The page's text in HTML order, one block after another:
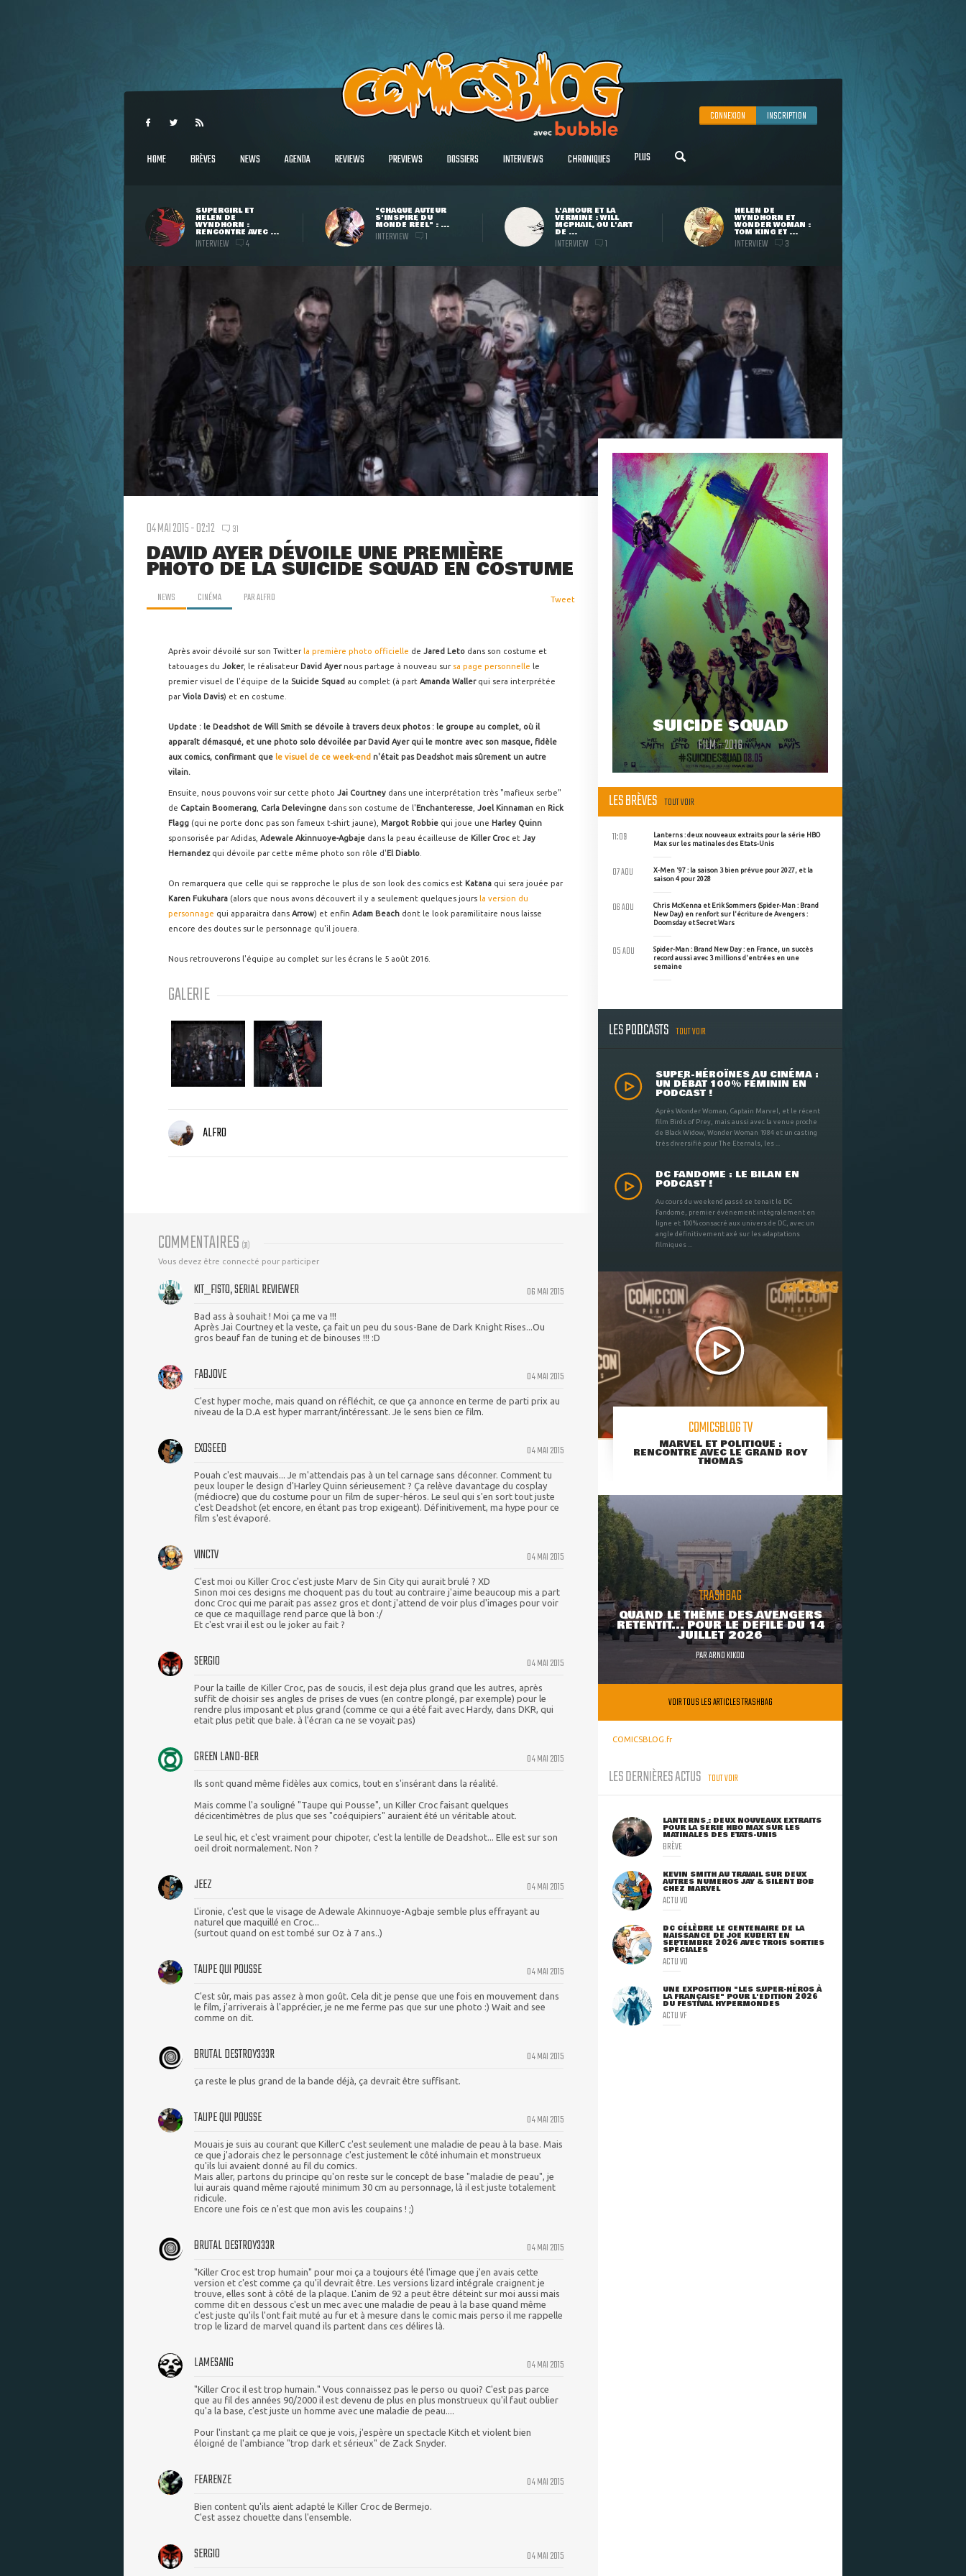
CONNEXION INSCRIPTION
HOME BRÈVES NEWS AGENDA REVIEWS PREVIEWS DOSSIERS INTERVIEWS CHRONIQUES PLUS
SUPERGIRL ET
HELEN DE
WYNDHORN :
RENCONTRE AVEC ...
INTERVIEW 4
"CHAQUE AUTEUR
S'INSPIRE DU
MONDE RÉEL" : ...
INTERVIEW 1
L'AMOUR ET LA
VERMINE : WILL
MCPHAIL, OU L'ART
DE ...
INTERVIEW 1
HELEN DE
WYNDHORN ET
WONDER WOMAN :
TOM KING ET ...
INTERVIEW 3
04 MAI 2015 - 02:12 31
DAVID AYER DÉVOILE UNE PREMIÈRE
PHOTO DE LA SUICIDE SQUAD EN COSTUME
NEWS CINÉMA PARALFRO Tweet
Après avoir dévoilé sur son Twitter la première photo officielle de Jared Leto dans son costume et
tatouages du Joker, le réalisateur David Ayernous partage à nouveau sur sa page personnelle le
premier visuel de l'équipe de la Suicide Squad au complet (à part Amanda Wallerqui sera interprétée
parViola Davis) et en costume.
Update : le Deadshot de Will Smith se dévoile à travers deux photos : le groupe au complet, où il
apparaît démasqué, et une photo solo dévoilée par David Ayer qui le montre avec son masque, fidèle
aux comics, confirmant que le visuel de ce week-end n'était pas Deadshot mais sûrement un autre
vilain.
Ensuite, nous pouvons voir sur cette photo Jai Courtney dans une interprétation très "mafieux serbe"
de Captain Boomerang Carla Delevingne dans son costume de l'Enchanteresse Joel Kinnaman en Rick
Flagg (qui ne porte donc pas son fameux t-shirt jaune), Margot Robbie qui joue une Harley Quinn
sponsorisée par Adidas, Adewale Akinnuoye-Agbaje dans la peau écailleuse de Killer Croc et Jay
Hernandezqui dévoile par cette même photo son rôle d'El Diablo
On remarquera que celle qui se rapproche le plus de son look des comics est Katana qui sera jouée par
Karen Fukuhara (alors que nous avons découvert il y a seulement quelques jours la version du
personnage qui apparaitra dans Arrow) et enfin Adam Beach dont le look paramilitaire nous laisse
encore des doutes sur le personnage qu'il jouera.
Nous retrouverons l'équipe au complet sur les écrans le 5 août 2016.
GALERIE
ALFRO
COMMENTAIRES (31)
Vous devez être connecté pour participer
06 MAI 2015
KIT_FISTO, SERIAL REVIEWER
Bad ass à souhait ! Moi ça me va !!!
Après Jai Courtney et la veste, ça fait un peu du sous-Bane de Dark Knight Rises...Ou
gros beauf fan de tuning et de binouses !!! :D
04 MAI 2015
FABJOVE
C'est hyper moche, mais quand on réfléchit, ce que ça annonce en terme de parti prix au
niveau de la D.A est hyper marrant/intéressant. Je le sens bien ce film.
04 MAI 2015
EXOSEED
Pouah c'est mauvais... Je m'attendais pas à un tel carnage sans déconner. Comment tu
peux louper le design d'Harley Quinn sérieusement ? Ça relève davantage du cosplay
(médiocre) que du costume pour un film de super-héros. Le seul qui s'en sort tout juste
c'est Deadshot (et encore, en étant pas trop exigeant). Définitivement, ma hype pour ce
film s'est évaporé.
04 MAI 2015
VINCTV
C'est moi ou Killer Croc c'est juste Marv de Sin City qui aurait brulé ? XD
Sinon moi ces designs me choquent pas du tout au contraire j'aime beaucoup mis a part
donc Croc qui me parait pas assez gros et dont j'attend de voir plus d'images pour voir
ce que ce maquillage rend parce que là bon :/
Et c'est vrai il est ou le joker au fait ?
04 MAI 2015
SERGIO
Pour la taille de Killer Croc, pas de soucis, il est deja plus grand que les autres, après
suffit de choisir ses angles de prises de vues (en contre plongé, par exemple) pour le
rendre plus imposant et plus grand (comme ce qui a été fait avec Hardy, dans DKR, qui
etait plus petit que bale. à l'écran ca ne se voyait pas)
04 MAI 2015
GREEN LAND-BER
Ils sont quand même fidèles aux comics, tout en s'insérant dans la réalité.
Mais comme l'a souligné "Taupe qui Pousse", un Killer Croc faisant quelques
décicentimètres de plus que ses "coéquipiers" auraient été un véritable atout.
Le seul hic, et c'est vraiment pour chipoter, c'est la lentille de Deadshot... Elle est sur son
oeil droit normalement. Non ?
04 MAI 2015
JEEZ
L'ironie, c'est que le visage de Adewale Akinnuoye-Agbaje semble plus effrayant au
naturel que maquillé en Croc...
(surtout quand on est tombé sur Oz à 7 ans..)
04 MAI 2015
TAUPE QUI POUSSE
C'est sûr, mais pas assez à mon goût. Cela dit je pense que une fois en mouvement dans
le film, j'arriverais à l'apprécier, je ne me ferme pas que sur une photo :) Wait and see
comme on dit.
04 MAI 2015
BRUTAL DESTR0Y333R
ça reste le plus grand de la bande déjà, ça devrait être suffisant.
04 MAI 2015
TAUPE QUI POUSSE
Mouais je suis au courant que KillerC c'est seulement une maladie de peau à la base. Mais
ce que j'adorais chez le personnage c'est justement le côté inhumain et monstrueux
qu'ils lui avaient donné au fil du comics.
Mais aller, partons du principe qu'on reste sur le concept de base "maladie de peau", je
lui aurais quand même rajouté minimum 30 cm au personnage, là il est juste totalement
ridicule.
Encore une fois ce n'est que mon avis les coupains ! ;)
04 MAI 2015
BRUTAL DESTR0Y333R
"Killer Croc est trop humain" pour moi ça a toujours été l'image que j'en avais cette
version et c'est comme ça qu'il devrait être. Les versions lizard intégrale craignent je
trouve, elles sont à côté de la plaque. L'anim de 92 a peut être déteint sur moi aussi mais
comme dit en dessous c'est un mec avec une maladie de peau à la base quand même
c'est juste qu'ils l'ont fait muté au fur et à mesure dans le comic mais perso il me rappelle
trop le lizard de marvel quand ils partent dans ces délires là.
04 MAI 2015
LAMESANG
"Killer Croc il est trop humain." Vous connaissez pas le perso ou quoi? C'est pas parce
que au fil des années 90/2000 il est devenu de plus en plus monstrueux qu'il faut oublier
qu'a la base, c'est juste un homme avec une maladie de peau....
Pour l'instant ça me plait ce que je vois, j'espère un spectacle Kitch et violent bien
éloigné de l'ambiance "trop dark et sérieux" de Zack Snyder.
04 MAI 2015
FEARENZE
Bien content qu'ils aient adapté le Killer Croc de Bermejo.
C'est assez chouette dans l'ensemble.
04 MAI 2015
SERGIO
SUICIDE SQUAD
FILM - 2016
LES BRÈVES TOUT VOIR
Lanterns : deux nouveaux extraits pour la série HBO
Max sur les matinales des Etats-Unis
11:09
X-Men '97 : la saison 3 bien prévue pour 2027, et la
saison 4 pour 2028
07 AOU
Chris McKenna et Erik Sommers (Spider-Man : Brand
New Day) en renfort sur l'écriture de Avengers :
Doomsday et Secret Wars
06 AOU
Spider-Man : Brand New Day : en France, un succès
record aussi avec 3 millions d'entrées en une
semaine
05 AOU
LES PODCASTS TOUT VOIR
SUPER-HÉROÏNES AU CINÉMA :
UN DÉBAT 100% FÉMININ EN
PODCAST !
Après Wonder Woman, Captain Marvel, et le récent
film Birds of Prey, mais aussi avec la venue proche
de Black Widow, Wonder Woman 1984 et un casting
très diversifié pour The Eternals, les ...
DC FANDOME : LE BILAN EN
PODCAST !
Au cours du weekend passé se tenait le DC
Fandome, premier évènement intégralement en
ligne et 100% consacré aux univers de DC, avec un
angle définitivement axé sur les adaptations
filmiques ...
COMICSBLOG TV
MARVEL ET POLITIQUE :
RENCONTRE AVEC LE GRAND ROY
THOMAS
TRASHBAG
QUAND LE THÈME DES AVENGERS
RETENTIT... POUR LE DÉFILÉ DU 14
JUILLET 2026
PARARNO KIKOO
VOIR TOUS LES ARTICLES TRASHBAG
COMICSBLOG.fr
LES DERNIÈRES ACTUS TOUT VOIR
LANTERNS : DEUX NOUVEAUX EXTRAITS
POUR LA SÉRIE HBO MAX SUR LES
MATINALES DES ETATS-UNIS
BRÈVE
KEVIN SMITH AU TRAVAIL SUR DEUX
AUTRES NUMÉROS JAY & SILENT BOB
CHEZ MARVEL
ACTU VO
DC CÉLÈBRE LE CENTENAIRE DE LA
NAISSANCE DE JOE KUBERT EN
SEPTEMBRE 2026 AVEC TROIS SORTIES
SPÉCIALES
ACTU VO
UNE EXPOSITION "LES SUPER-HÉROS À
LA FRANÇAISE" POUR L'ÉDITION 2026
DU FESTIVAL HYPERMONDES
ACTU VF